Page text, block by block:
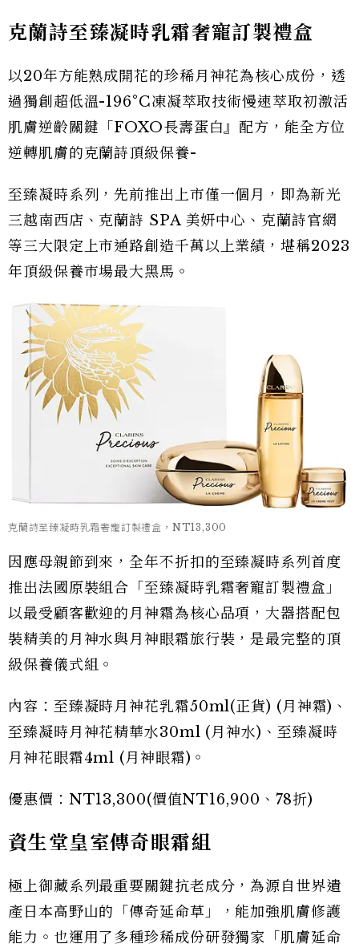
克蘭詩至臻凝時乳霜奢寵訂製禮盒
以20年方能熟成開花的珍稀月神花為核心成份，透
過獨創超低溫-196°C凍凝萃取技術慢速萃取初激活
肌膚逆齡關鍵「FOXO長壽蛋白』配方，能全方位
逆轉肌膚的克蘭詩頂級保養-
至臻凝時系列，先前推出上市僅一個月，即為新光
三越南西店、克蘭詩 SPA 美妍中心、克蘭詩官網
等三大限定上市通路創造千萬以上業績，堪稱2023
年頂級保養市場最大黑馬。
克蘭詩至臻凝時乳霜奢寵訂製禮盒，NT13,300
因應母親節到來，全年不折扣的至臻凝時系列首度
推出法國原裝組合「至臻凝時乳霜奢寵訂製禮盒」
以最受顧客歡迎的月神霜為核心品項，大器搭配包
裝精美的月神水與月神眼霜旅行裝，是最完整的頂
級保養儀式組。
內容：至臻凝時月神花乳霜50ml(正貨) (月神霜)、
至臻凝時月神花精華水30ml (月神水)、至臻凝時
月神花眼霜4ml (月神眼霜)。
優惠價：NT13,300(價值NT16,900、78折)
資生堂皇室傳奇眼霜組
極上御藏系列最重要關鍵抗老成分，為源自世界遺
產日本高野山的「傳奇延命草」，能加強肌膚修護
能力。也運用了多種珍稀成份研發獨家「肌膚延命